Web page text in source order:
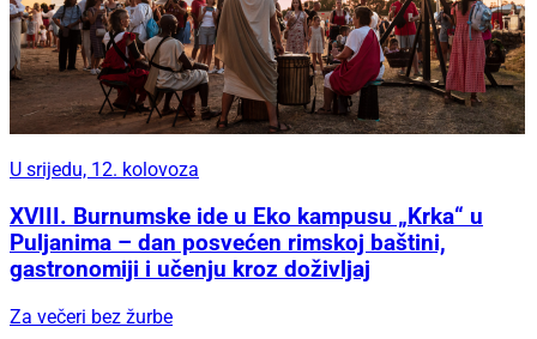
U srijedu, 12. kolovoza
XVIII. Burnumske ide u Eko kampusu „Krka“ u
Puljanima – dan posvećen rimskoj baštini,
gastronomiji i učenju kroz doživljaj
Za večeri bez žurbe